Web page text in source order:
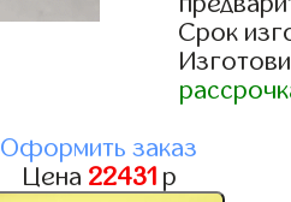
Срок
Оформить заказ
Цена 22431 р